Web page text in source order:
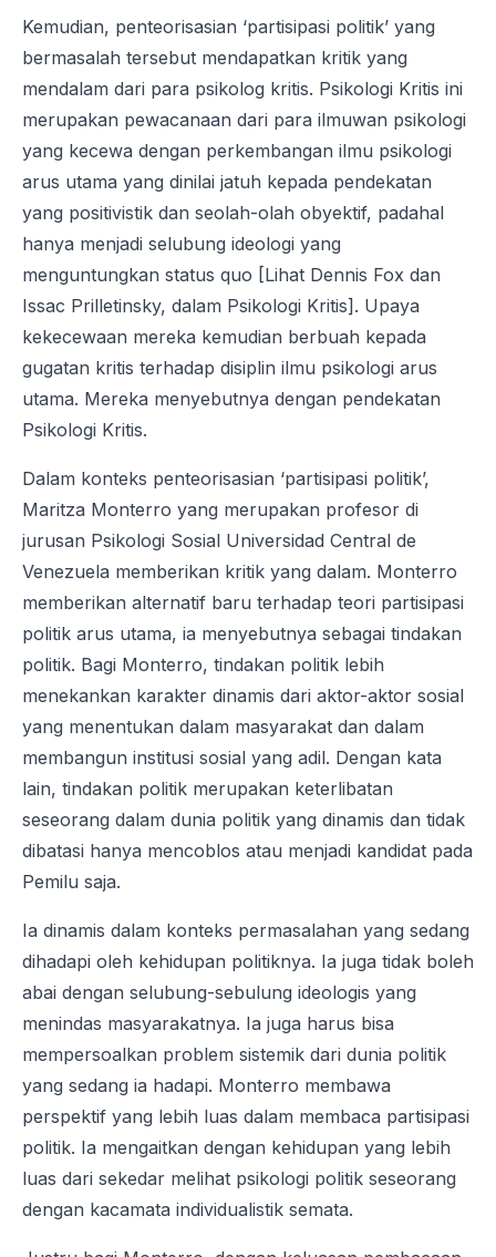
Kemudian, penteorisasian ‘partisipasi politik’ yang
bermasalah tersebut mendapatkan kritik yang
mendalam dari para psikolog kritis. Psikologi Kritis ini
merupakan pewacanaan dari para ilmuwan psikologi
yang kecewa dengan perkembangan ilmu psikologi
arus utama yang dinilai jatuh kepada pendekatan
yang positivistik dan seolah-olah obyektif, padahal
hanya menjadi selubung ideologi yang
menguntungkan status quo [Lihat Dennis Fox dan
Issac Prilletinsky, dalam Psikologi Kritis]. Upaya
kekecewaan mereka kemudian berbuah kepada
gugatan kritis terhadap disiplin ilmu psikologi arus
utama. Mereka menyebutnya dengan pendekatan
Psikologi Kritis.
Dalam konteks penteorisasian ‘partisipasi politik’,
Maritza Monterro yang merupakan profesor di
jurusan Psikologi Sosial Universidad Central de
Venezuela memberikan kritik yang dalam. Monterro
memberikan alternatif baru terhadap teori partisipasi
politik arus utama, ia menyebutnya sebagai tindakan
politik. Bagi Monterro, tindakan politik lebih
menekankan karakter dinamis dari aktor-aktor sosial
yang menentukan dalam masyarakat dan dalam
membangun institusi sosial yang adil. Dengan kata
lain, tindakan politik merupakan keterlibatan
seseorang dalam dunia politik yang dinamis dan tidak
dibatasi hanya mencoblos atau menjadi kandidat pada
Pemilu saja.
Ia dinamis dalam konteks permasalahan yang sedang
dihadapi oleh kehidupan politiknya. Ia juga tidak boleh
abai dengan selubung-sebulung ideologis yang
menindas masyarakatnya. Ia juga harus bisa
mempersoalkan problem sistemik dari dunia politik
yang sedang ia hadapi. Monterro membawa
perspektif yang lebih luas dalam membaca partisipasi
politik. Ia mengaitkan dengan kehidupan yang lebih
luas dari sekedar melihat psikologi politik seseorang
dengan kacamata individualistik semata.